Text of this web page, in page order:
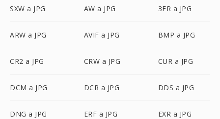
SXW a JPG AW a JPG 3FR a JPG
ARW a JPG AVIF a JPG BMP a JPG
CR2 a JPG CRW a JPG CUR a JPG
DCM a JPG DCR a JPG DDS a JPG
DNG a JPG ERF a JPG EXR a JPG